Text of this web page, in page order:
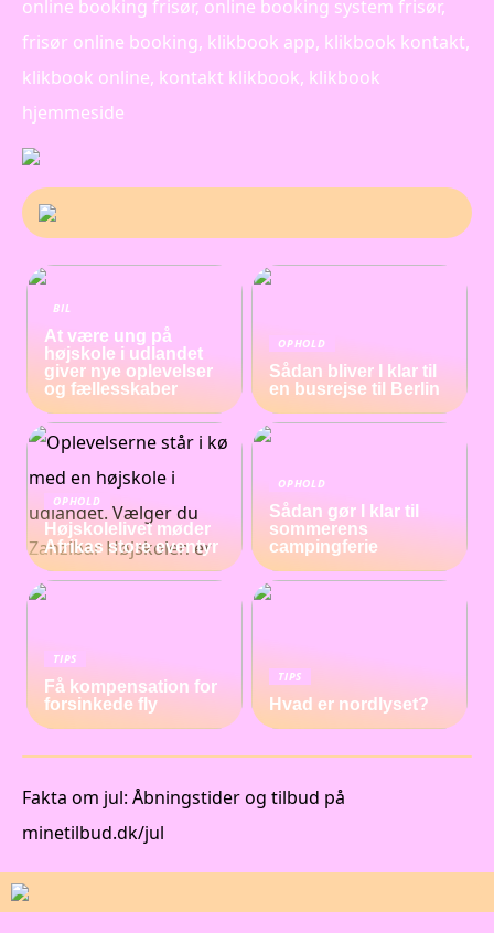
online booking frisør, online booking system frisør,
frisør online booking, klikbook app, klikbook kontakt,
klikbook online, kontakt klikbook, klikbook
hjemmeside
BIL
At være ung på
højskole i udlandet
giver nye oplevelser
og fællesskaber
OPHOLD
Sådan bliver I klar til
en busrejse til Berlin
OPHOLD
Højskolelivet møder
Afrikas store eventyr
OPHOLD
Sådan gør I klar til
sommerens
campingferie
TIPS
Få kompensation for
forsinkede fly
TIPS
Hvad er nordlyset?
Fakta om jul: Åbningstider og tilbud på
minetilbud.dk/jul